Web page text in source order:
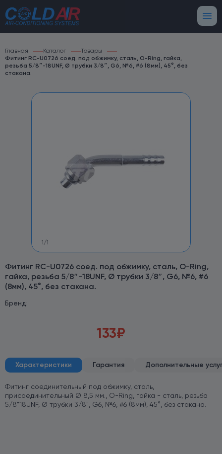
Главная Каталог
Товары
Фитинг RC-U0726 соед. под обжимку, сталь, O-Ring, гайка,
резьба 5/8″-18UNF, Ø трубки 3/8″, G6, №6, #6 (8мм), 45°, без
стакана.
1 /1
Фитинг RC-U0726 соед. под обжимку, сталь, O-Ring,
гайка, резьба 5/8″-18UNF, Ø трубки 3/8″, G6, №6, #6
(8мм), 45°, без стакана.
Бренд:
133₽
Характеристики Гарантия Дополнительные
Фитинг соединительный под обжимку, сталь,
присоединительный Ø 8,5 мм., O-Ring, гайка - сталь, резьба
5/8"18UNF, Ø трубки 3/8", G6, №6, #6 (8мм), 45°, без стакана.